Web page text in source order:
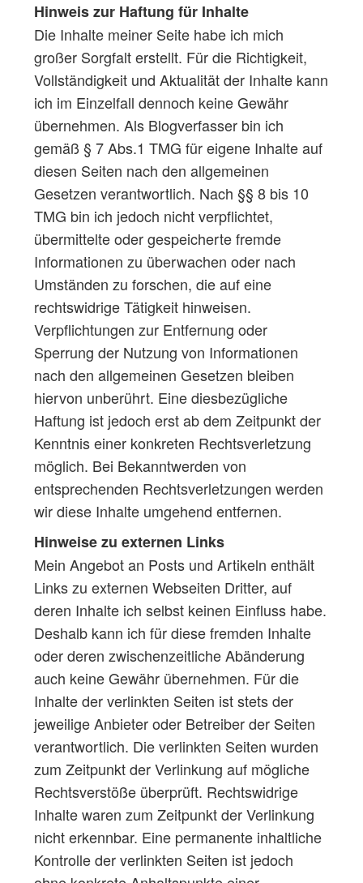
Hinweis zur Haftung für Inhalte
Die Inhalte meiner Seite habe ich mich
großer Sorgfalt erstellt. Für die Richtigkeit,
Vollständigkeit und Aktualität der Inhalte kann
ich im Einzelfall dennoch keine Gewähr
übernehmen. Als Blogverfasser bin ich
gemäß § 7 Abs.1 TMG für eigene Inhalte auf
diesen Seiten nach den allgemeinen
Gesetzen verantwortlich. Nach §§ 8 bis 10
TMG bin ich jedoch nicht verpflichtet,
übermittelte oder gespeicherte fremde
Informationen zu überwachen oder nach
Umständen zu forschen, die auf eine
rechtswidrige Tätigkeit hinweisen.
Verpflichtungen zur Entfernung oder
Sperrung der Nutzung von Informationen
nach den allgemeinen Gesetzen bleiben
hiervon unberührt. Eine diesbezügliche
Haftung ist jedoch erst ab dem Zeitpunkt der
Kenntnis einer konkreten Rechtsverletzung
möglich. Bei Bekanntwerden von
entsprechenden Rechtsverletzungen werden
wir diese Inhalte umgehend entfernen.
Hinweise zu externen Links
Mein Angebot an Posts und Artikeln enthält
Links zu externen Webseiten Dritter, auf
deren Inhalte ich selbst keinen Einfluss habe.
Deshalb kann ich für diese fremden Inhalte
oder deren zwischenzeitliche Abänderung
auch keine Gewähr übernehmen. Für die
Inhalte der verlinkten Seiten ist stets der
jeweilige Anbieter oder Betreiber der Seiten
verantwortlich. Die verlinkten Seiten wurden
zum Zeitpunkt der Verlinkung auf mögliche
Rechtsverstöße überprüft. Rechtswidrige
Inhalte waren zum Zeitpunkt der Verlinkung
nicht erkennbar. Eine permanente inhaltliche
Kontrolle der verlinkten Seiten ist jedoch